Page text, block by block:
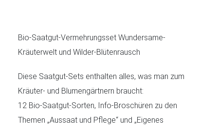
Bio-Saatgut-Vermehrungsset Wundersame-
Kräuterwelt und Wilder-Blütenrausch
Diese Saatgut-Sets enthalten alles, was man zum
Kräuter- und Blumengärtnern braucht:
12 Bio-Saatgut-Sorten, Info-Broschüren zu den
Themen „Aussaat und Pflege“ und „Eigenes